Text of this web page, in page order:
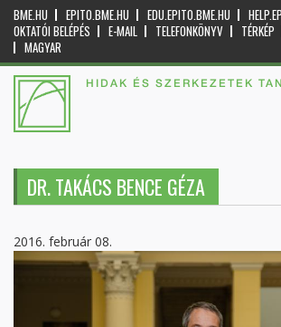
BME.HU EPITO.BME.HU EDU.EPITO.BME.HU
OKTATÓI BELÉPÉS
E-MAIL TELEFONKÖNYV TÉRKÉP
MAGYAR
HIDAK ÉS SZERKEZETEK
DR. TAKÁCS BENCE GÉZA
2016. február 08.